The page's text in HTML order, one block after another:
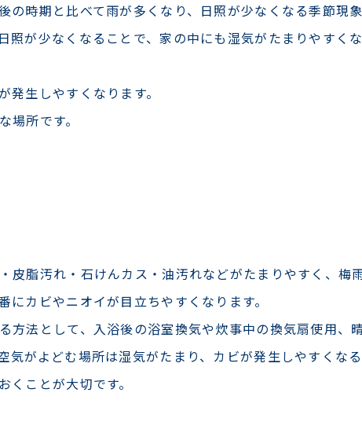
の時期と比べて雨が多くなり、日照が少なくなる季節現
照が少なくなることで、家の中にも湿気がたまりやすく
生しやすくなります。
場所です。
皮脂汚れ・石けんカス・油汚れなどがたまりやすく、梅
カビやニオイが目立ちやすくなります。
方法として、入浴後の浴室換気や炊事中の換気扇使用、
気がよどむ場所は湿気がたまり、カビが発生しやすくな
ことが大切です。